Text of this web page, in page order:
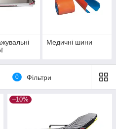
Медичні шини
0 Фільтри
–10%